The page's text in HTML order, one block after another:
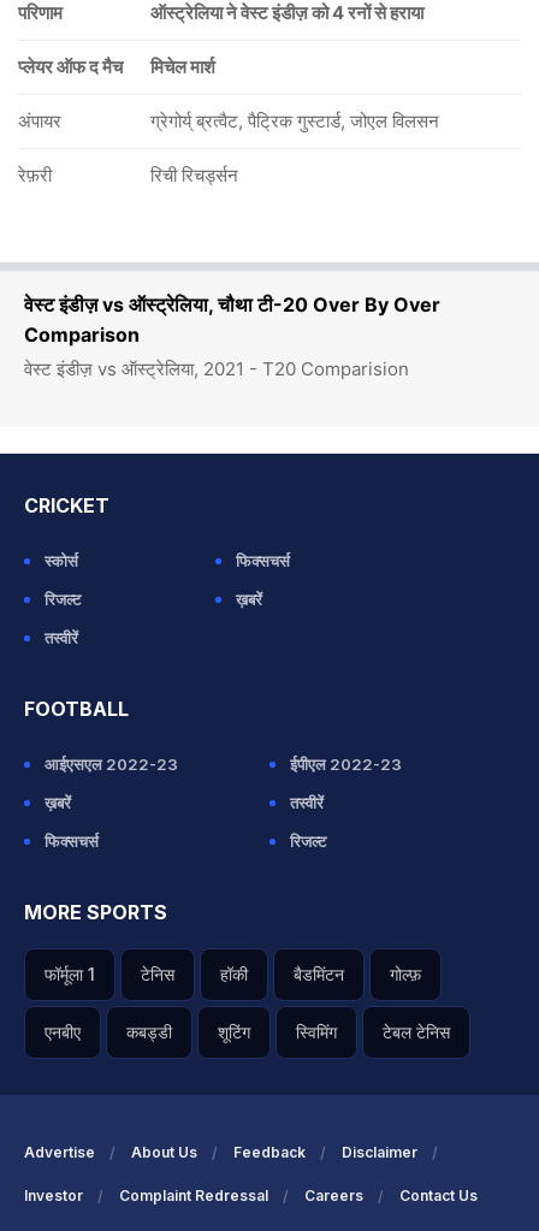
वेस्ट इंडीज़ vs ऑस्ट्रेलिया, चौथा टी-20 Over By Over
Comparison
वेस्ट इंडीज़ vs ऑस्ट्रेलिया, 2021 - T20 Comparision
परिणाम ऑस्ट्रेलिया ने वेस्ट इंडीज़ को 4 रनों से हराया
प्लेयर ऑफ द मैच मिचेल मार्श
अंपायर ग्रेगोर्य् ब्रत्वैट, पैट्रिक गुस्टार्ड, जोएल विलसन
रेफ़री रिची रिचर्ड्सन
CRICKET
स्कोर्स
फिक्सचर्स
रिजल्ट
ख़बरें
तस्वीरें
FOOTBALL
आईएसएल 2022-23
ईपीएल 2022-23
ख़बरें
तस्वीरें
फिक्सचर्स
रिजल्ट
MORE SPORTS
फॉर्मूला 1 टेनिस हॉकी बैडमिंटन गोल्फ़
एनबीए कबड्डी शूटिंग स्विमिंग टेबल टेनिस
Advertise About Us Feedback Disclaimer
Investor Complaint Redressal Careers Contact Us